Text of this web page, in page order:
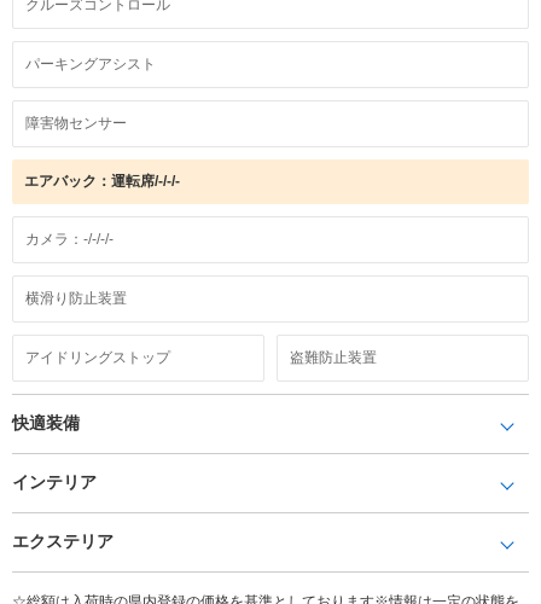
クルーズコントロール
パーキングアシスト
障害物センサー
エアバック：運転席/-/-/-
カメラ：-/-/-/-
横滑り防止装置
アイドリングストップ 盗難防止装置
快適装備
インテリア
エクステリア